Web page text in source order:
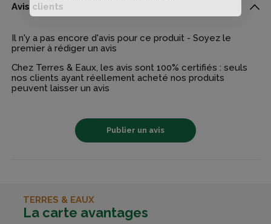
Avis clients
Il n'y a pas encore d'avis pour ce produit - Soyez le
premier à rédiger un avis
Chez Terres & Eaux, les avis sont 100% certifiés : seuls
nos clients ayant réellement acheté nos produits
peuvent laisser un avis
Publier un avis
TERRES & EAUX
La carte avantages